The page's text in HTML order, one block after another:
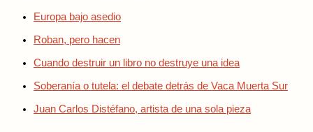
Europa bajo asedio
Roban, pero hacen
Cuando destruir un libro no destruye una idea
Soberanía o tutela: el debate detrás de Vaca Muerta Sur
Juan Carlos Distéfano, artista de una sola pieza